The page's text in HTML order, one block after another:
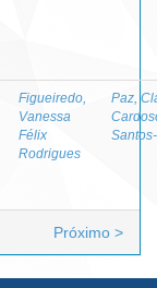
Figueiredo,
Vanessa
Félix
Rodrigues
Paz,
Próximo >